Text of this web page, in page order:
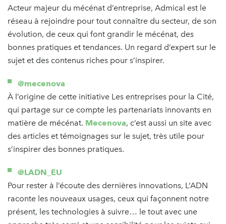
Acteur majeur du mécénat d’entreprise, Admical est le
réseau à rejoindre pour tout connaître du secteur, de son
évolution, de ceux qui font grandir le mécénat, des
bonnes pratiques et tendances. Un regard d’expert sur le
sujet et des contenus riches pour s’inspirer.
@mecenova
À l’origine de cette initiative Les entreprises pour la Cité,
qui partage sur ce compte les partenariats innovants en
matière de mécénat. Mecenova, c’est aussi un site avec
des articles et témoignages sur le sujet, très utile pour
s’inspirer des bonnes pratiques.
@LADN_EU
Pour rester à l’écoute des dernières innovations, L’ADN
raconte les nouveaux usages, ceux qui façonnent notre
présent, les technologies à suivre… le tout avec une